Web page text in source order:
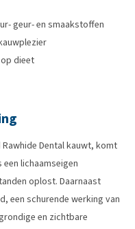
geur- en smaakstoffen
dieet
Dental kauwt, komt
lichaamseigen
oplost. Daarnaast
een schurende werking van
en zichtbare